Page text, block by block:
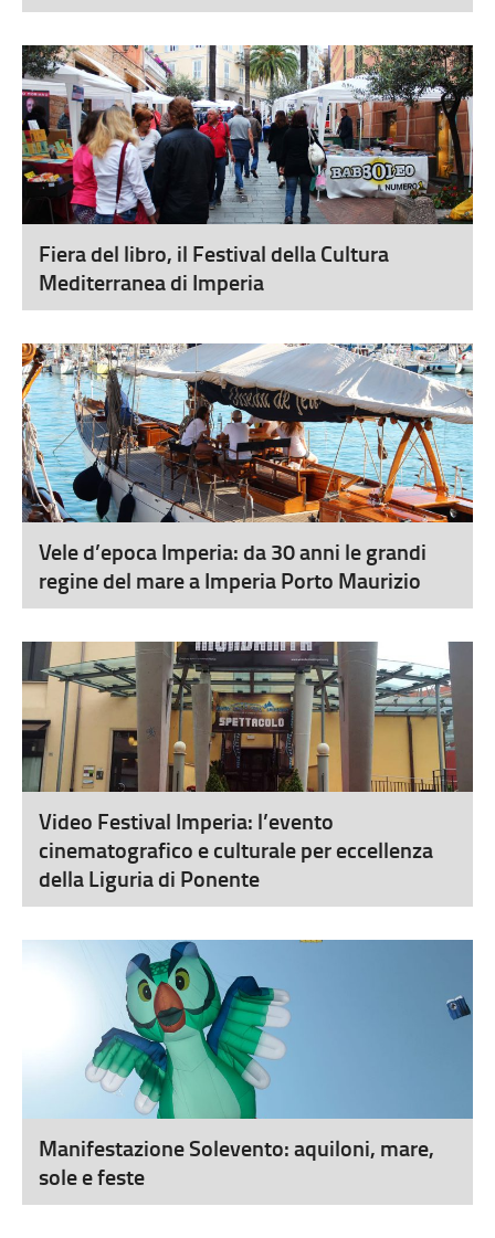
Fiera del libro, il Festival della Cultura
Mediterranea di Imperia
Vele d’epoca Imperia: da 30 anni le grandi
regine del mare a Imperia Porto Maurizio
Video Festival Imperia: l’evento
cinematografico e culturale per eccellenza
della Liguria di Ponente
Manifestazione Solevento: aquiloni, mare,
sole e feste